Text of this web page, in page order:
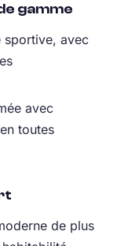
gamme
avec
avec
toutes
de plus